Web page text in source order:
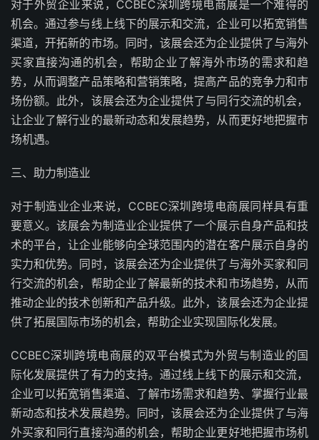
对于外贸企业来说，CCBEC深圳跨境电商展是一个难得的
机会。通过参与线上线下的展示和交流，企业可以拓宽销售
渠道，开拓新的市场。同时，该展会还为企业提供了与海外
买家直接沟通的机会，帮助企业了解海外市场的需求和趋
势，从而调整产品策略和营销策略，提高产品的竞争力和市
场份额。此外，该展会还为企业提供了与同行交流的机会，
让企业了解行业的最新动态和发展趋势，从而更好地把握市
场机遇。
三、助力制造业
对于制造业企业来说，CCBEC深圳跨境电商展同样具有重
要意义。该展会为制造业企业提供了一个展示自身产品和技
术的平台，让企业能够向全球范围内的潜在客户展示自身的
实力和优势。同时，该展会还为企业提供了与海外买家和同
行交流的机会，帮助企业了解最新的技术和市场趋势，从而
推动企业的技术创新和产品升级。此外，该展会还为企业提
供了拓展国际市场的机会，帮助企业实现国际化发展。
CCBEC深圳跨境电商展的双平台模式为外贸与制造业的国
际化发展提供了有力的支持。通过线上线下的展示和交流，
企业可以拓宽销售渠道、了解市场需求和趋势、掌握行业最
新动态和技术发展趋势。同时，该展会还为企业提供了与海
外买家和同行直接沟通的机会，帮助企业更好地把握市场机